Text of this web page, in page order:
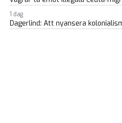
1 dag
Dagerlind: Att nyansera